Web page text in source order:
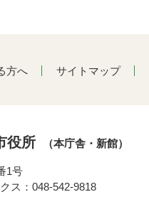
方へ サイトマップ
役所 （本庁舎・新館）
1号
ス：048-542-9818